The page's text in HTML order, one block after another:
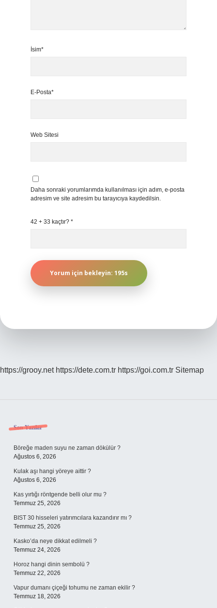
İsim*
E-Posta*
Web Sitesi
Daha sonraki yorumlarımda kullanılması için adım, e-posta
adresim ve site adresim bu tarayıcıya kaydedilsin.
42 + 33 kaçtır? *
https://grooy.net https://dete.com.tr https://goi.com.tr Sitemap
Sidebar
Son Yazılar
Böreğe maden suyu ne zaman dökülür ?
Ağustos 6, 2026
Kulak aşı hangi yöreye aittir ?
Ağustos 6, 2026
Kas yırtığı röntgende belli olur mu ?
Temmuz 25, 2026
BIST 30 hisseleri yatırımcılara kazandırır mı ?
Temmuz 25, 2026
Kasko’da neye dikkat edilmeli ?
Temmuz 24, 2026
Horoz hangi dinin sembolü ?
Temmuz 22, 2026
Vapur dumanı çiçeği tohumu ne zaman ekilir ?
Temmuz 18, 2026